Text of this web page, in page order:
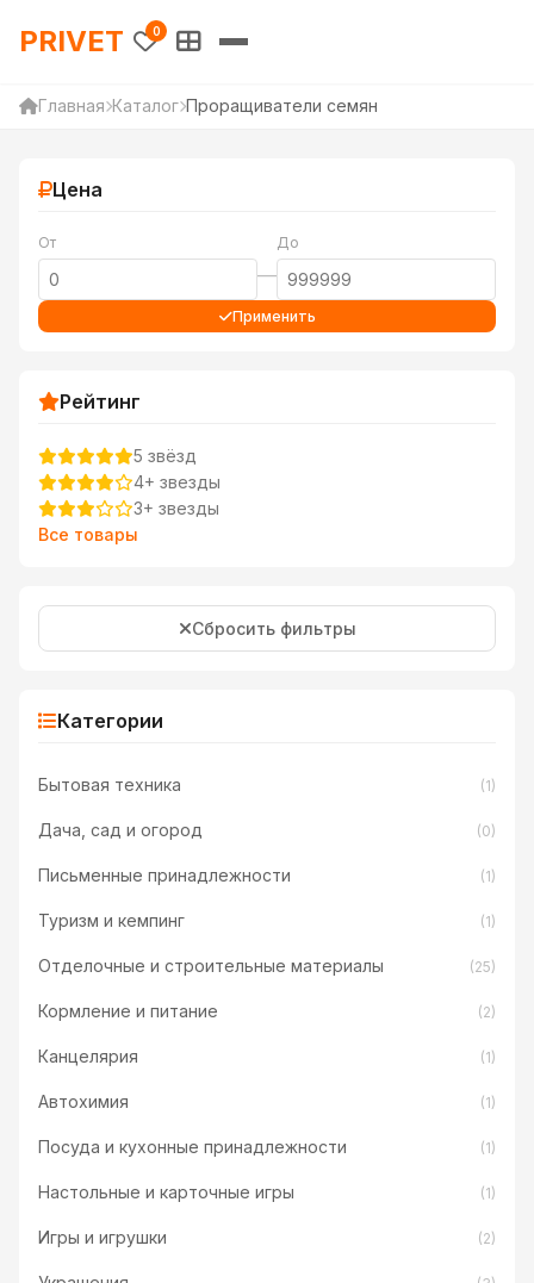
PRIVET — Каталог товаров
PRIVET 0
Главная Каталог Проращиватели семян
Цена
От
—
До
Применить
Рейтинг
5 звёзд
4+ звезды
3+ звезды
Все товары
Сбросить фильтры
Категории
Бытовая техника (1)
Дача, сад и огород (0)
Письменные принадлежности (1)
Туризм и кемпинг (1)
Отделочные и строительные материалы (25)
Кормление и питание (2)
Канцелярия (1)
Автохимия (1)
Посуда и кухонные принадлежности (1)
Настольные и карточные игры (1)
Игры и игрушки (2)